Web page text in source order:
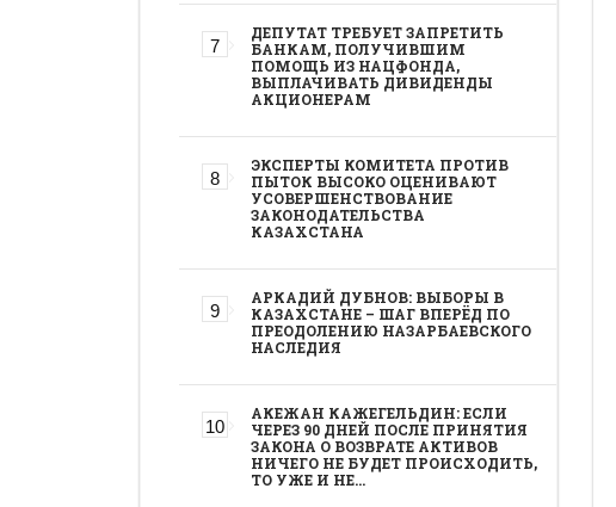
ДЕПУТАТ ТРЕБУЕТ ЗАПРЕТИТЬ
БАНКАМ, ПОЛУЧИВШИМ
ПОМОЩЬ ИЗ НАЦФОНДА,
ВЫПЛАЧИВАТЬ ДИВИДЕНДЫ
АКЦИОНЕРАМ
ЭКСПЕРТЫ КОМИТЕТА ПРОТИВ
ПЫТОК ВЫСОКО ОЦЕНИВАЮТ
УСОВЕРШЕНСТВОВАНИЕ
ЗАКОНОДАТЕЛЬСТВА
КАЗАХСТАНА
АРКАДИЙ ДУБНОВ: ВЫБОРЫ В
КАЗАХСТАНЕ – ШАГ ВПЕРЁД ПО
ПРЕОДОЛЕНИЮ НАЗАРБАЕВСКОГО
НАСЛЕДИЯ
АКЕЖАН КАЖЕГЕЛЬДИН: ЕСЛИ
ЧЕРЕЗ 90 ДНЕЙ ПОСЛЕ ПРИНЯТИЯ
ЗАКОНА О ВОЗВРАТЕ АКТИВОВ
НИЧЕГО НЕ БУДЕТ ПРОИСХОДИТЬ,
ТО УЖЕ И НЕ…